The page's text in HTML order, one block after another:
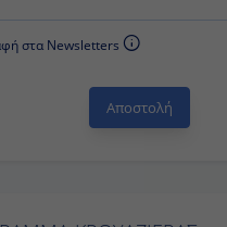
στα Newsletters